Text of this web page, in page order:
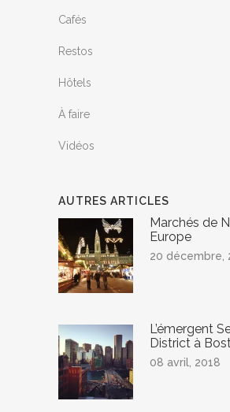
Cafés
Restos
Hôtels
À faire
Vidéos
AUTRES ARTICLES
Marchés de
Europe
20 décembre,
L’émergent
District à
08 avril, 2018